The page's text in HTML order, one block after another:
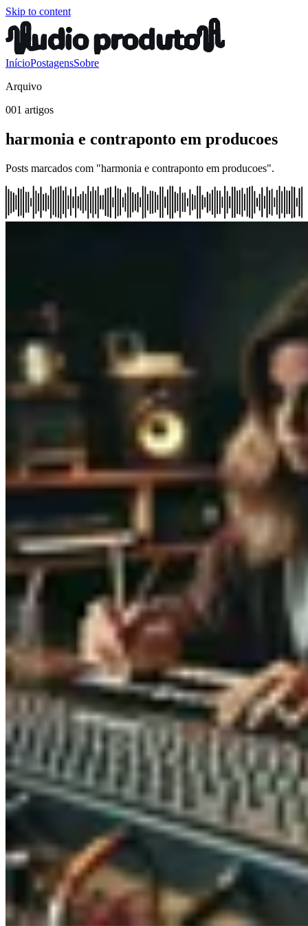
Skip to content
InícioPostagensSobre
Arquivo
001 artigos
harmonia e contraponto em producoes
Posts marcados com "harmonia e contraponto em producoes".